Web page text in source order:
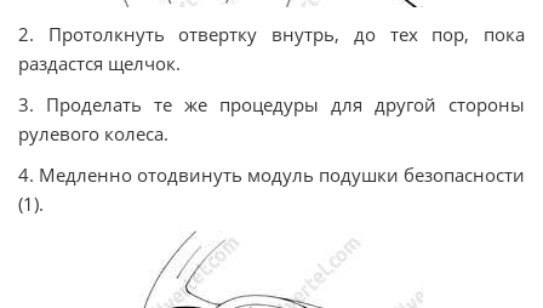
2. Протолкнуть отвертку внутрь, до тех пор, пока
раздастся щелчок.
3. Проделать те же процедуры для другой стороны
рулевого колеса.
4. Медленно отодвинуть модуль подушки безопасности
(1).